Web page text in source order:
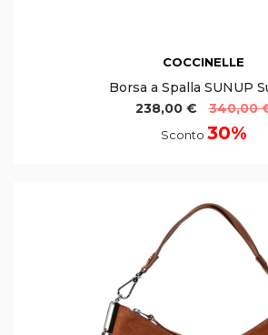
COCCINELLE
Borsa a Spalla SUNUP
238,00 €
340,00
Sconto 30%